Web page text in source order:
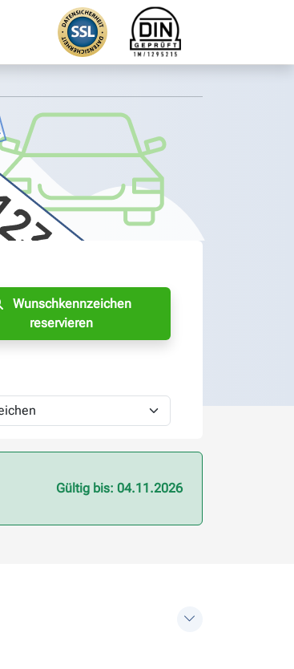
Wunschkennzeichen
reservieren
Gültig bis: 04.11.2026